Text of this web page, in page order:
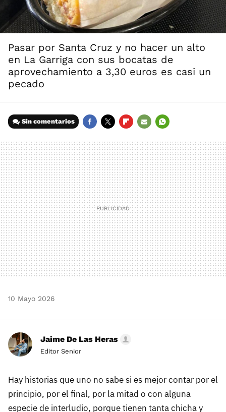
Pasar por Santa Cruz y no hacer un alto
en La Garriga con sus bocatas de
aprovechamiento a 3,30 euros es casi un
pecado
Sin comentarios
MAIL
10 Mayo 2026
Jaime De Las Heras
Editor Senior
Hay historias que uno no sabe si es mejor contar por el
principio, por el final, por la mitad o con alguna
especie de interludio, porque tienen tanta chicha y